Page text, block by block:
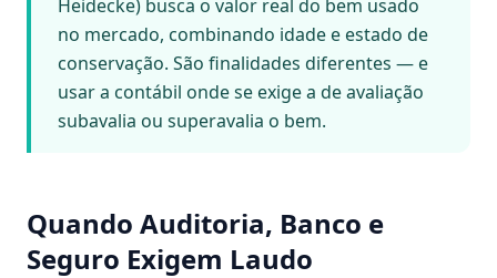
Heidecke) busca o valor real do bem usado
no mercado, combinando idade e estado de
conservação. São finalidades diferentes — e
usar a contábil onde se exige a de avaliação
subavalia ou superavalia o bem.
Quando Auditoria, Banco e
Seguro Exigem Laudo